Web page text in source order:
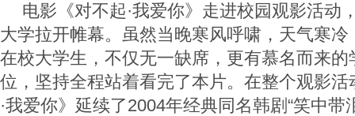
电影《对不起·我爱你》走进校园观影活动
大学拉开帷幕。虽然当晚寒风呼啸，天气寒
在校大学生，不仅无一缺席，更有慕名而来
位，坚持全程站着看完了本片。在整个观影
·我爱你》延续了2004年经典同名韩剧“笑中带